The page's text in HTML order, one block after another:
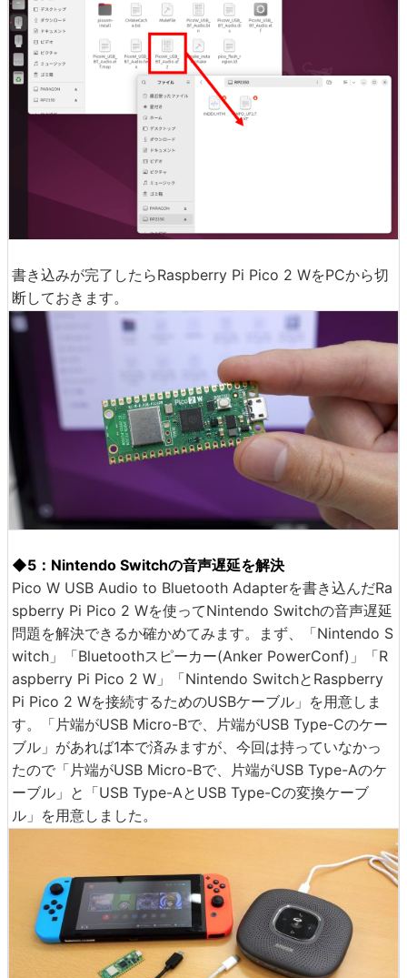
書き込みが完了したらRaspberry Pi Pico 2 WをPCから切
断しておきます。
◆5：Nintendo Switchの音声遅延を解決
Pico W USB Audio to Bluetooth Adapterを書き込んだRa
spberry Pi Pico 2 Wを使ってNintendo Switchの音声遅延
問題を解決できるか確かめてみます。まず、「Nintendo S
witch」「Bluetoothスピーカー(Anker PowerConf)」「R
aspberry Pi Pico 2 W」「Nintendo SwitchとRaspberry
Pi Pico 2 Wを接続するためのUSBケーブル」を用意しま
す。「片端がUSB Micro-Bで、片端がUSB Type-Cのケー
ブル」があれば1本で済みますが、今回は持っていなかっ
たので「片端がUSB Micro-Bで、片端がUSB Type-Aのケ
ーブル」と「USB Type-AとUSB Type-Cの変換ケーブ
ル」を用意しました。